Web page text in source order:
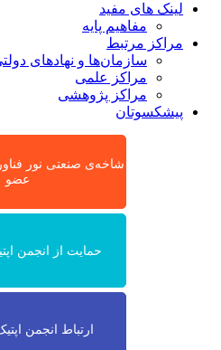
لینک های مفید
مفاهیم پایه
مراکز مرتبط
سازمان‌ها و نهادهای دولتی
مراکز علمی
مراکز پژوهشی
پیشکسوتان
شاخه‌ی صنعتی نور
عضو
حمایت از انجمن
ارتباط انجمن